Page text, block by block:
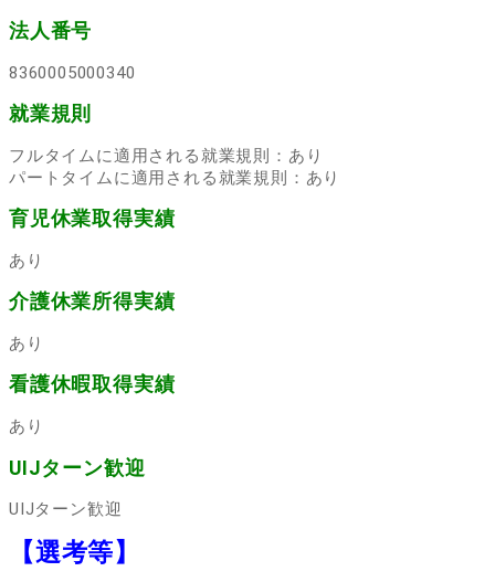
法人番号
8360005000340
就業規則
フルタイムに適用される就業規則：あり
パートタイムに適用される就業規則：あり
育児休業取得実績
あり
介護休業所得実績
あり
看護休暇取得実績
あり
UIJターン歓迎
UIJターン歓迎
【選考等】